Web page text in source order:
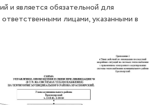
и является обязательной для
лицами, указанными в